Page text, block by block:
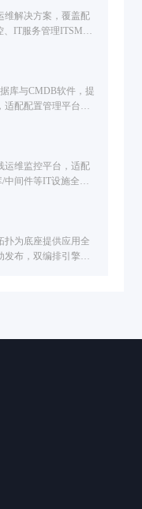
维解决方案，覆盖配
IT服务管理ITSM、
演示。
库与CMDB软件，提
配配置管理平台需
运维监控平台，适配
间件等IT设施全场
助力提升运维效
扑为底座提供应用全
布，双编排引擎覆